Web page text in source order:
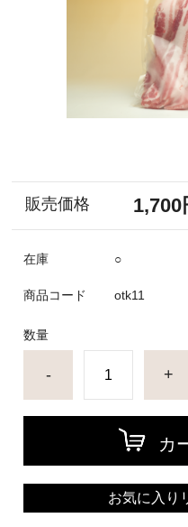
販売価格 1,700
在庫 ○
商品コード otk11
数量
- +
カ
お気に入り